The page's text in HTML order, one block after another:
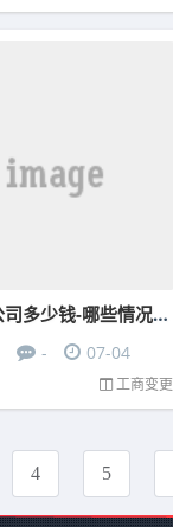
南京代理注册公司多少钱-哪些情况下深圳公司可以做简易注销
-
07-04
工商变更
4 5